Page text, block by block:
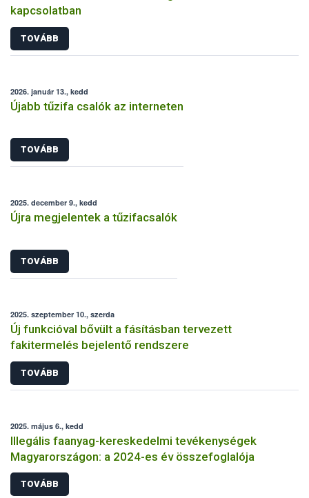
kapcsolatban
TOVÁBB
2026. január 13., kedd
Újabb tűzifa csalók az interneten
TOVÁBB
2025. december 9., kedd
Újra megjelentek a tűzifacsalók
TOVÁBB
2025. szeptember 10., szerda
Új funkcióval bővült a fásításban tervezett
fakitermelés bejelentő rendszere
TOVÁBB
2025. május 6., kedd
Illegális faanyag-kereskedelmi tevékenységek
Magyarországon: a 2024-es év összefoglalója
TOVÁBB